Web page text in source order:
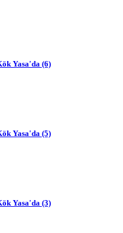
Yasa'da (6)
Yasa'da (5)
Yasa'da (3)